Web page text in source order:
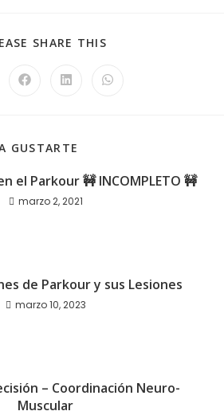
SHARE THIS
GUSTARTE
el Parkour 🚧 INCOMPLETO 🚧
marzo 2, 2021
de Parkour y sus Lesiones
marzo 10, 2023
– Coordinación Neuro-
Muscular